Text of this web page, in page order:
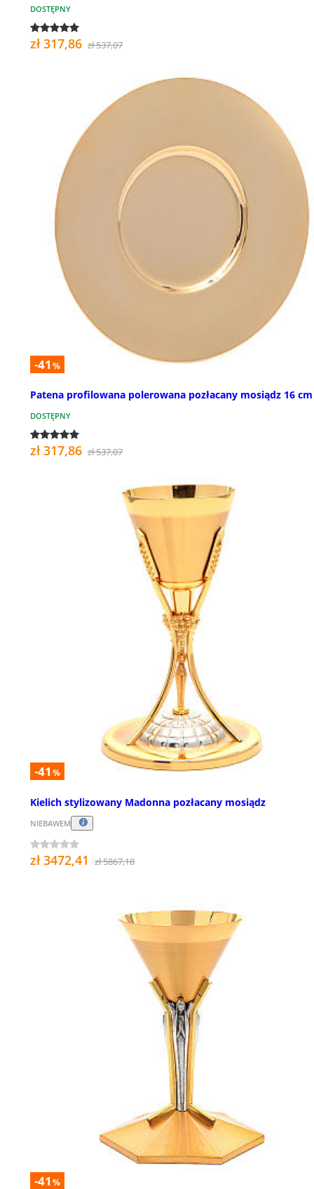
DOSTĘPNY
zł 317,86 zł 537,07
-41 %
Patena profilowana polerowana pozłacany mosiądz 16 cm
DOSTĘPNY
zł 317,86 zł 537,07
-41 %
Kielich stylizowany Madonna pozłacany mosiądz
NIEBAWEM
zł 3472,41 zł 5867,18
-41 %